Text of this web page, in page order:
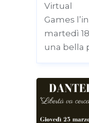
Virtual
Games
martedì
una bella